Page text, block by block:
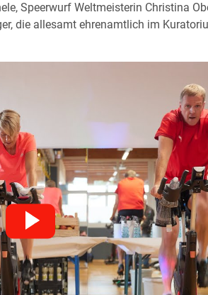
Speerwurf Weltmeisterin Christina
die allesamt ehrenamtlich im